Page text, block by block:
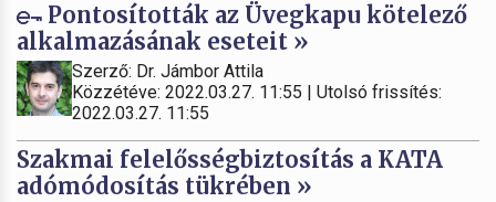
Pontosították az Üvegkapu kötelező
alkalmazásának eseteit »
Szerző: Dr. Jámbor Attila
Közzétéve: 2022.03.27. 11:55 | Utolsó frissítés:
2022.03.27. 11:55
Szakmai felelősségbiztosítás a KATA
adómódosítás tükrében »